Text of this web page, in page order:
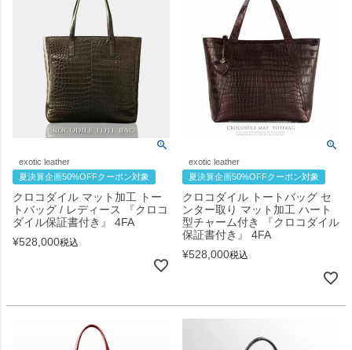
exotic leather
夏決算企画50%OFFクーポン対象
クロコダイル マット加工 トー
トバッグ / レディース 『クロコ
ダイル保証書付き』 4FA
¥528,000税込
exotic leather
夏決算企画50%OFFクーポン対象
クロコダイル トートバッグ セ
ンター取り マット加工 ハート
型チャーム付き 『クロコダイル
保証書付き』 4FA
¥528,000税込